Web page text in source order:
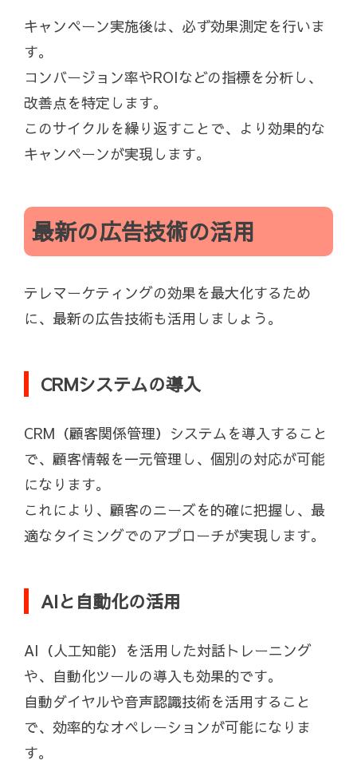
キャンペーン実施後は、必ず効果測定を行いま
す。
コンバージョン率やROIなどの指標を分析し、
改善点を特定します。
このサイクルを繰り返すことで、より効果的な
キャンペーンが実現します。
最新の広告技術の活用
テレマーケティングの効果を最大化するため
に、最新の広告技術も活用しましょう。
CRMシステムの導入
CRM（顧客関係管理）システムを導入すること
で、顧客情報を一元管理し、個別の対応が可能
になります。
これにより、顧客のニーズを的確に把握し、最
適なタイミングでのアプローチが実現します。
AIと自動化の活用
AI（人工知能）を活用した対話トレーニング
や、自動化ツールの導入も効果的です。
自動ダイヤルや音声認識技術を活用すること
で、効率的なオペレーションが可能になりま
す。